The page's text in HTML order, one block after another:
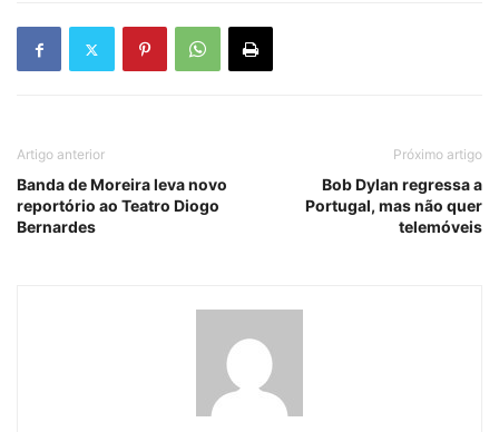
Artigo anterior
Banda de Moreira leva novo
reportório ao Teatro Diogo
Bernardes
Próximo artigo
Bob Dylan regressa a
Portugal, mas não quer
telemóveis